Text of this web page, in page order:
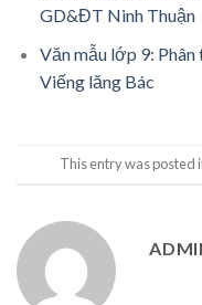
GD&ĐT Ninh Thuận
Văn mẫu lớp 9:
Viếng lăng Bác
This entry was posted